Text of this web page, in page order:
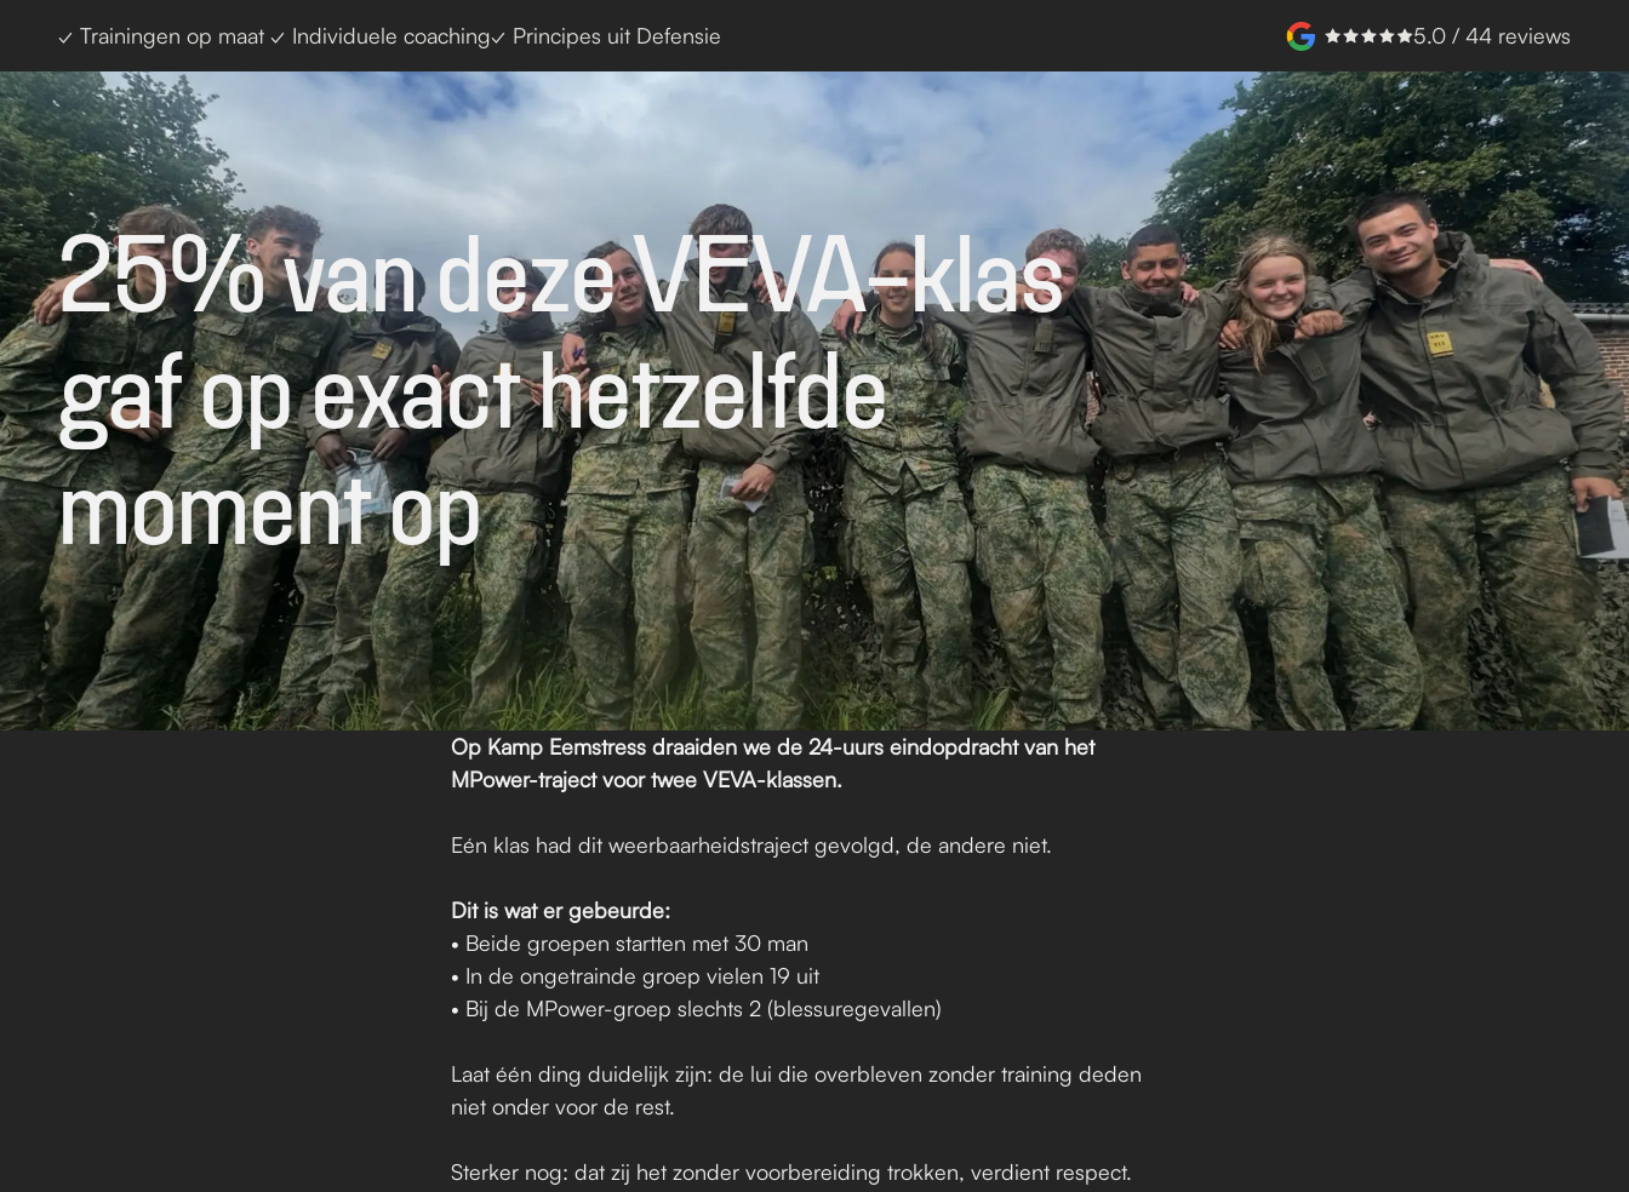
✓ Trainingen op maat ✓ Individuele coaching✓ Principes uit Defensie 5.0 / 44 reviews
25% van deze VEVA-klas
gaf op exact hetzelfde
moment op
Op Kamp Eemstress draaiden we de 24-uurs eindopdracht van het
MPower-traject voor twee VEVA-klassen.
Eén klas had dit weerbaarheidstraject gevolgd, de andere niet.
Dit is wat er gebeurde:
• Beide groepen startten met 30 man
• In de ongetrainde groep vielen 19 uit
• Bij de MPower-groep slechts 2 (blessuregevallen)
Laat één ding duidelijk zijn: de lui die overbleven zonder training deden
niet onder voor de rest.
Sterker nog: dat zij het zonder voorbereiding trokken, verdient respect.